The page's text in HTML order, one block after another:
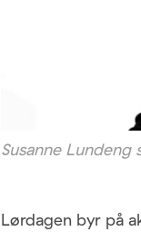
Susanne
Lørdagen byr på